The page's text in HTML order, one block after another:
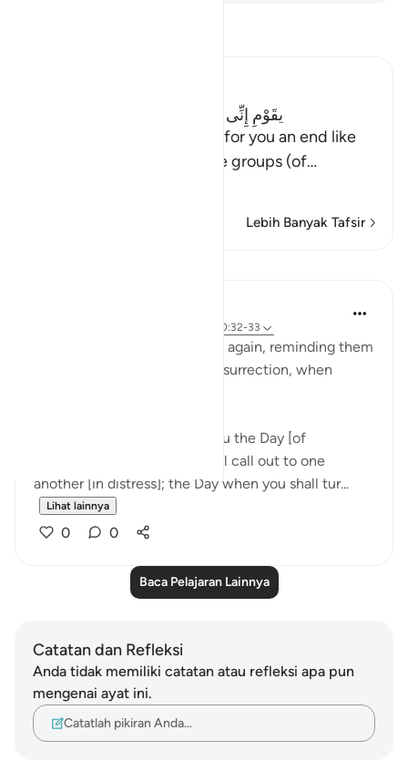
يقَوْمِ إِنِّى أَخَافُ عَلَيْكُمْ مِّثْلَ يَوْمِ الاٌّحْزَابِ
(O my people! Verily, I fear for you an end like
that day (of disaster) of the groups (of…
Lebih Banyak Tafsir
ayat 40:32-33
The man touches their hearts again, reminding them
of another day, the Day of Resurrection, when
"And, my people! I fear for you the Day [of
Judgement] when people will call out to one
another [in distress]; the Day when you shall tur...
Lihat lainnya
0 0
Baca Pelajaran Lainnya
Catatan dan Refleksi
Anda tidak memiliki catatan atau refleksi apa pun
mengenai ayat ini.
Catatlah pikiran Anda…